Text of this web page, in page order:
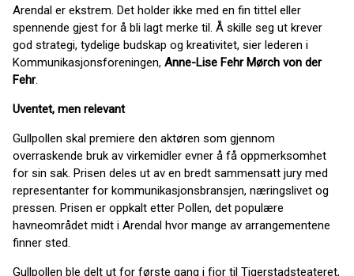
Arendal er ekstrem. Det holder ikke med en fin tittel eller
spennende gjest for å bli lagt merke til. Å skille seg ut krever
god strategi, tydelige budskap og kreativitet, sier lederen i
Kommunikasjonsforeningen, Anne-Lise Fehr Mørch von der
Fehr.
Uventet, men relevant
Gullpollen skal premiere den aktøren som gjennom
overraskende bruk av virkemidler evner å få oppmerksomhet
for sin sak. Prisen deles ut av en bredt sammensatt jury med
representanter for kommunikasjonsbransjen, næringslivet og
pressen. Prisen er oppkalt etter Pollen, det populære
havneområdet midt i Arendal hvor mange av arrangementene
finner sted.
Gullpollen ble delt ut for første gang i fjor til Tigerstadsteateret,